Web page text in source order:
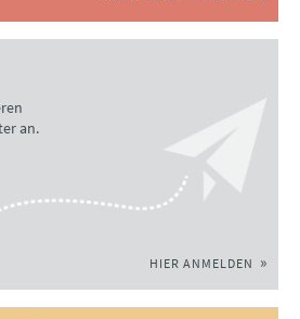
an.
HIER ANMELDEN